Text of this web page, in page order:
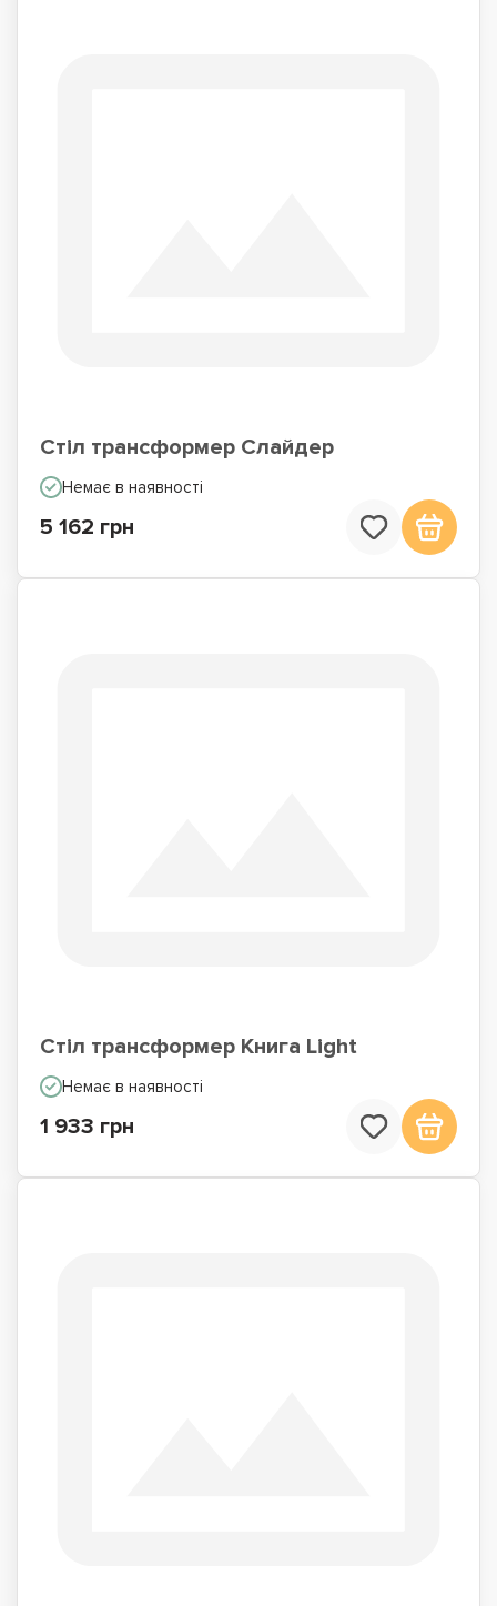
Стіл трансформер Слайдер
Немає в наявності
5 162 грн
Стіл трансформер Книга Light
Немає в наявності
1 933 грн